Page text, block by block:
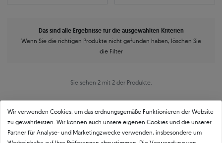
Das sind alle Ergebnisse für die ausgewählten Kriterien
Wenn Sie die richtigen Produkte nicht gefunden haben, löschen Sie
die Filter
Sie sehen 2 mit 2 der Produkte.
Wir verwenden Cookies, um das ordnungsgemäße Funktionieren der Website
zu gewährleisten. Wir können auch unsere eigenen Cookies und die unserer
Partner für Analyse- und Marketingzwecke verwenden, insbesondere um